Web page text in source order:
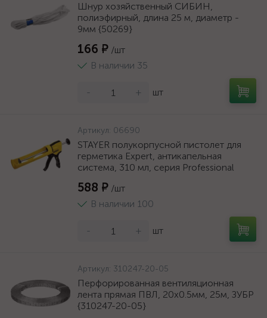
Шнур хозяйственный СИБИН,
полиэфирный, длина 25 м, диаметр -
9мм {50269}
166 ₽ /шт
В наличии 35
- + шт
Артикул: 06690
STAYER полукорпусной пистолет для
герметика Expert, антикапельная
система, 310 мл, серия Professional
588 ₽ /шт
В наличии 100
- + шт
Артикул: 310247-20-05
Перфорированная вентиляционная
лента прямая ПВЛ, 20х0.5мм, 25м, ЗУБР
{310247-20-05}